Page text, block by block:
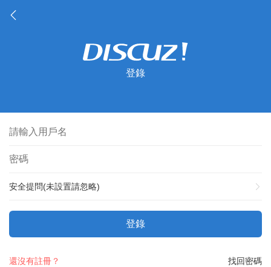
登錄
安全提問(未設置請忽略)
登錄
找回密碼
還沒有註冊？